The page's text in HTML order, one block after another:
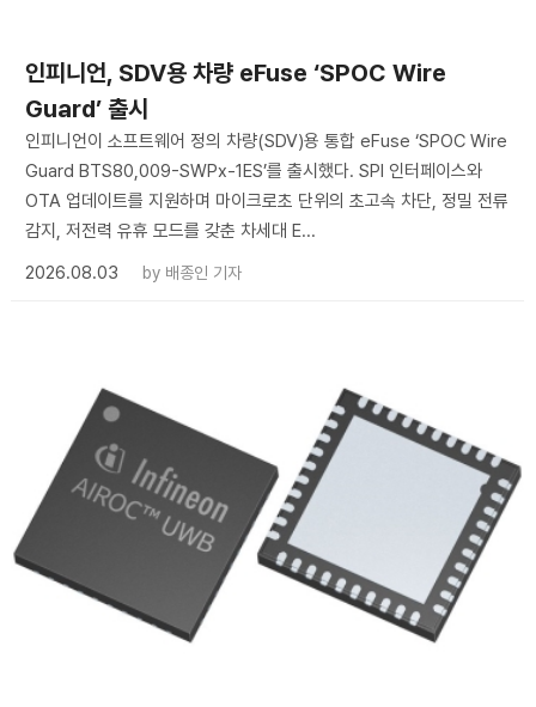
인피니언, SDV용 차량 eFuse ‘SPOC Wire
Guard’ 출시
인피니언이 소프트웨어 정의 차량(SDV)용 통합 eFuse ‘SPOC Wire
Guard BTS80,009-SWPx-1ES’를 출시했다. SPI 인터페이스와
OTA 업데이트를 지원하며 마이크로초 단위의 초고속 차단, 정밀 전류
감지, 저전력 유휴 모드를 갖춘 차세대 E...
2026.08.03
by 배종인 기자